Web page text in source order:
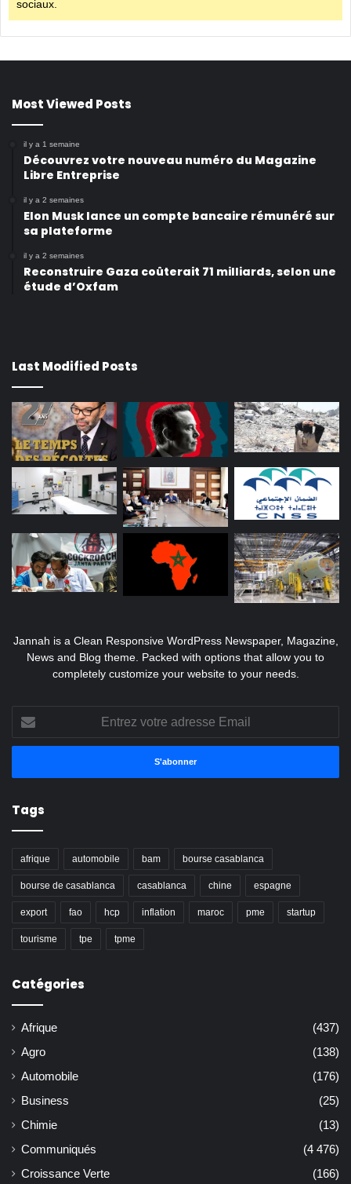
sociaux.
Most Viewed Posts
il y a 1 semaine
Découvrez votre nouveau numéro du Magazine
Libre Entreprise
il y a 2 semaines
Elon Musk lance un compte bancaire rémunéré sur
sa plateforme
il y a 2 semaines
Reconstruire Gaza coûterait 71 milliards, selon une
étude d’Oxfam
Last Modified Posts
Jannah is a Clean Responsive WordPress Newspaper, Magazine,
News and Blog theme. Packed with options that allow you to
completely customize your website to your needs.
votre
adresse
Tags
afrique automobile bam bourse casablanca
bourse de casablanca casablanca chine espagne
export fao hcp inflation maroc pme startup
tourisme tpe tpme
Catégories
Afrique
(437)
Agro
(138)
Automobile
(176)
Business
(25)
Chimie
(13)
Communiqués
(4 476)
Croissance Verte
(166)